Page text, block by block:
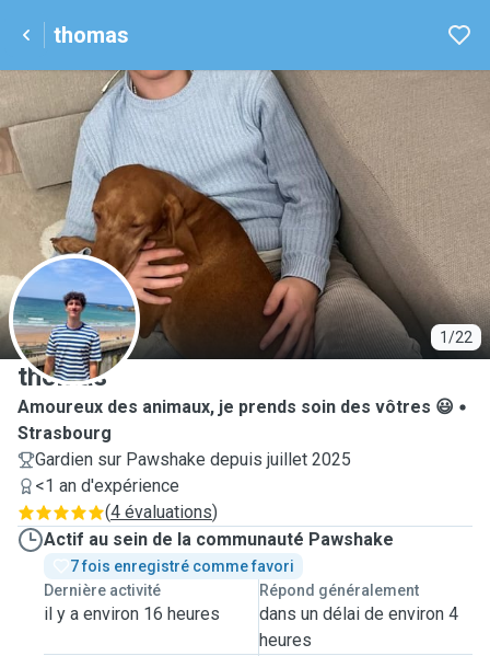
thomas
1/22
T
thomas
Amoureux des animaux, je prends soin des vôtres 😃
Strasbourg
Gardien sur Pawshake depuis juillet 2025
<1 an d'expérience
(4 évaluations)
Actif au sein de la communauté Pawshake
7 fois enregistré comme favori
Dernière activité
il y a environ 16 heures
Répond généralement
dans un délai de environ 4
heures